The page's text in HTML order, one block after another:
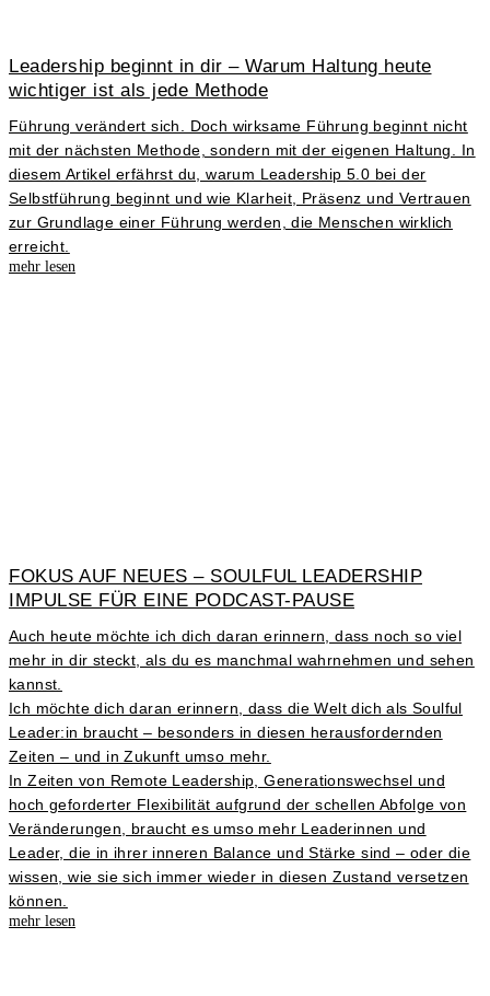
Leadership beginnt in dir – Warum Haltung heute
wichtiger ist als jede Methode
Führung verändert sich. Doch wirksame Führung beginnt nicht
mit der nächsten Methode, sondern mit der eigenen Haltung. In
diesem Artikel erfährst du, warum Leadership 5.0 bei der
Selbstführung beginnt und wie Klarheit, Präsenz und Vertrauen
zur Grundlage einer Führung werden, die Menschen wirklich
erreicht.
mehr lesen
FOKUS AUF NEUES – SOULFUL LEADERSHIP
IMPULSE FÜR EINE PODCAST-PAUSE
Auch heute möchte ich dich daran erinnern, dass noch so viel
mehr in dir steckt, als du es manchmal wahrnehmen und sehen
kannst.
Ich möchte dich daran erinnern, dass die Welt dich als Soulful
Leader:in braucht – besonders in diesen herausfordernden
Zeiten – und in Zukunft umso mehr.
In Zeiten von Remote Leadership, Generationswechsel und
hoch geforderter Flexibilität aufgrund der schellen Abfolge von
Veränderungen, braucht es umso mehr Leaderinnen und
Leader, die in ihrer inneren Balance und Stärke sind – oder die
wissen, wie sie sich immer wieder in diesen Zustand versetzen
können.
mehr lesen